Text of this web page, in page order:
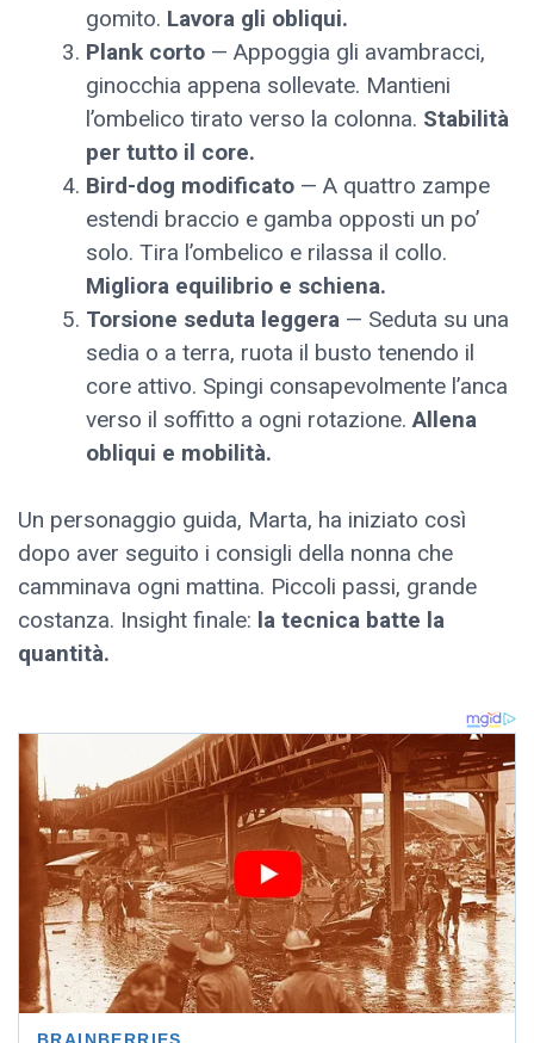
gomito. Lavora gli obliqui.
Plank corto — Appoggia gli avambracci,
ginocchia appena sollevate. Mantieni
l’ombelico tirato verso la colonna. Stabilità
per tutto il core.
Bird-dog modificato — A quattro zampe
estendi braccio e gamba opposti un po’
solo. Tira l’ombelico e rilassa il collo.
Migliora equilibrio e schiena.
Torsione seduta leggera — Seduta su una
sedia o a terra, ruota il busto tenendo il
core attivo. Spingi consapevolmente l’anca
verso il soffitto a ogni rotazione.Allena
obliqui e mobilità.
Un personaggio guida, Marta, ha iniziato così
dopo aver seguito i consigli della nonna che
camminava ogni mattina. Piccoli passi, grande
costanza. Insight finale: la tecnica batte la
quantità.